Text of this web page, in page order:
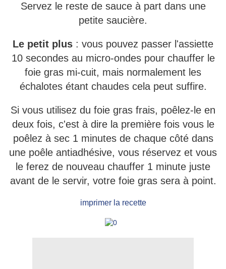
Servez le reste de sauce à part dans une
petite saucière.
Le petit plus : vous pouvez passer l'assiette
10 secondes au micro-ondes pour chauffer le
foie gras mi-cuit, mais normalement les
échalotes étant chaudes cela peut suffire.
Si vous utilisez du foie gras frais, poêlez-le en
deux fois, c'est à dire la première fois vous le
poêlez à sec 1 minutes de chaque côté dans
une poêle antiadhésive, vous réservez et vous
le ferez de nouveau chauffer 1 minute juste
avant de le servir, votre foie gras sera à point.
imprimer la recette